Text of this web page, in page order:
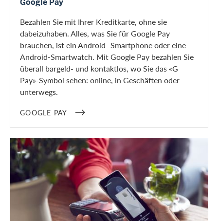
Bezahlen Sie mit Ihrer Kreditkarte, ohne sie
dabeizuhaben. Alles, was Sie für Google Pay
brauchen, ist ein Android- Smartphone oder eine
Android-Smartwatch. Mit Google Pay bezahlen Sie
überall bargeld- und kontaktlos, wo Sie das «G
Pay»-Symbol sehen: online, in Geschäften oder
unterwegs.
GOOGLE PAY